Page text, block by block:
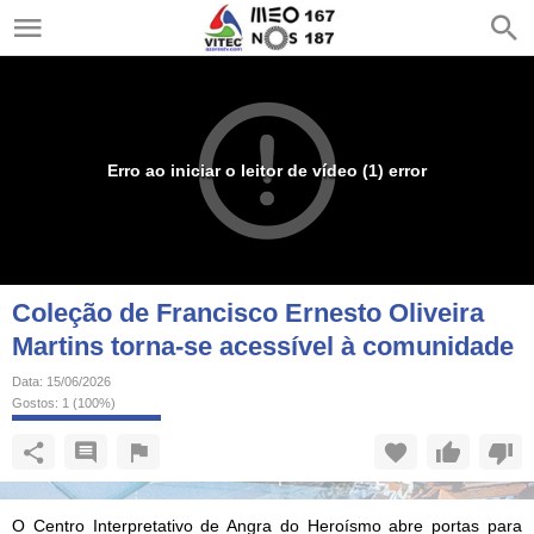
Erro ao iniciar o leitor de vídeo (1) error
Coleção de Francisco Ernesto Oliveira
Martins torna-se acessível à comunidade
Data: 15/06/2026
Gostos: 1 (100%)
O Centro Interpretativo de Angra do Heroísmo abre portas para